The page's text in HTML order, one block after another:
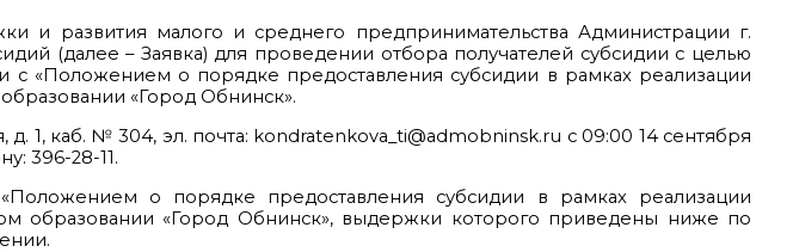
и развития малого и среднего предпринимательства Администрации г.
(далее – Заявка) для проведении отбора получателей субсидии с целью
с «Положением о порядке предоставления субсидии в рамках реализации
«Город Обнинск».
1, каб. № 304, эл. почта: kondratenkova_ti@admobninsk.ru с 09:00 14 сентября
396-28-11.
о порядке предоставления субсидии в рамках реализации
образовании «Город Обнинск», выдержки которого приведены ниже по